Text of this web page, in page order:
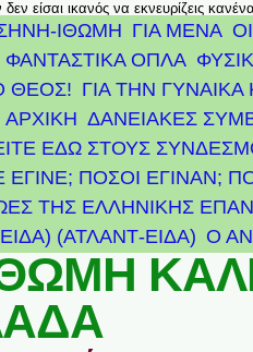
είσαι ικανός να εκνευρίζεις
ΙΘΩΜΗ ΓΙΑ ΜΕΝΑ
ΦΑΝΤΑΣΤΙΚΑ ΟΠΛΑ
ΘΕΟΣ! ΓΙΑ ΤΗΝ ΓΥΝΑΙΚΑ
ΑΡΧΙΚΉ ΔΑΝΕΙΑΚΕΣ
ΕΔΩ ΣΤΟΥΣ
ΠΟΣΟΙ ΕΓΙΝΑΝ;
ΤΗΣ ΕΛΛΗΝΙΚΉΣ
(ΑΤΛΑΝΤ-ΕΙΔΑ) Ο